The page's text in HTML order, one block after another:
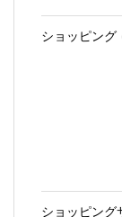
ショッピング
ショッピングサ